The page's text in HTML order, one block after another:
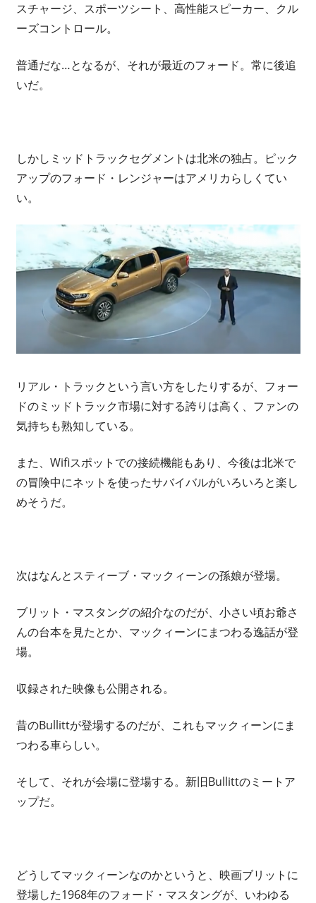
スチャージ、スポーツシート、高性能スピーカー、クル
ーズコントロール。
普通だな…となるが、それが最近のフォード。常に後追
いだ。
しかしミッドトラックセグメントは北米の独占。ピック
アップのフォード・レンジャーはアメリカらしくてい
い。
リアル・トラックという言い方をしたりするが、フォー
ドのミッドトラック市場に対する誇りは高く、ファンの
気持ちも熟知している。
また、Wifiスポットでの接続機能もあり、今後は北米で
の冒険中にネットを使ったサバイバルがいろいろと楽し
めそうだ。
次はなんとスティーブ・マックィーンの孫娘が登場。
ブリット・マスタングの紹介なのだが、小さい頃お爺さ
んの台本を見たとか、マックィーンにまつわる逸話が登
場。
収録された映像も公開される。
昔のBullittが登場するのだが、これもマックィーンにま
つわる車らしい。
そして、それが会場に登場する。新旧Bullittのミートア
ップだ。
どうしてマックィーンなのかというと、映画ブリットに
登場した1968年のフォード・マスタングが、いわゆる